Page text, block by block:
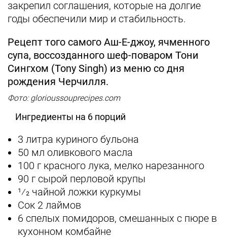
закрепил соглашения, которые на долгие
годы обеспечили мир и стабильность.
Рецепт того самого Аш-Е-джоу, ячменного
супа, воссозданного шеф-поваром Тони
Сингхом (Tony Singh) из меню со дня
рождения Черчилля.
Фото: glorioussouprecipes.com
Ингредиенты на 6 порций
3 литра куриного бульона
50 мл оливкового масла
100 г красного лука, мелко нарезанного
90 г сырой перловой крупы
1⁄2 чайной ложки куркумы
Сок 2 лаймов
6 спелых помидоров, смешанных с пюре в
кухонном комбайне